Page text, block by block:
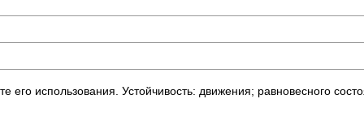
его использования. Устойчивость: движения; равновесного